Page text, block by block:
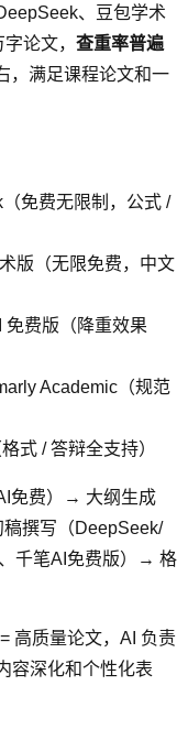
、豆包学术
论文， 查重率普遍
，满足课程论文和一
免费无限制，公式 /
版（无限免费，中文
免费版（降重效果
Academic（规范
式 / 答辩全支持）
免费）→ 大纲生成
撰写（DeepSeek/
千笔AI免费版）→ 格
高质量论文，AI 负责
容深化和个性化表